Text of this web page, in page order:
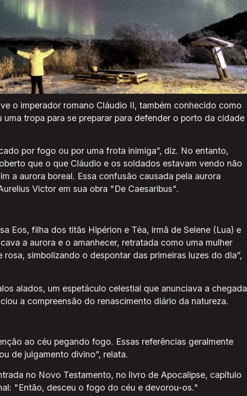
relata.
a busca humana pela compreensão do desconhecido,
as sociedades antigas e o mundo natural ao seu redor.
significado e conforto em face da vastidão e
o imperador romano Cláudio II, também conhecido como
tropa para se preparar para defender o porto da cidade
por fogo ou por uma frota inimiga”, diz. No entanto,
que o que Cláudio e os soldados estavam vendo não
a aurora boreal. Essa confusão causada pela aurora
Victor em sua obra "De Caesaribus".
Eos, filha dos titãs Hipérion e Téa, irmã de Selene (Lua) e
a aurora e o amanhecer, retratada como uma mulher
simbolizando o despontar das primeiras luzes do dia”,
alados, um espetáculo celestial que anunciava a chegada
a compreensão do renascimento diário da natureza.
ao céu pegando fogo. Essas referências geralmente
de julgamento divino”, relata.
no Novo Testamento, no livro de Apocalipse, capítulo
"Então, desceu o fogo do céu e devorou-os."